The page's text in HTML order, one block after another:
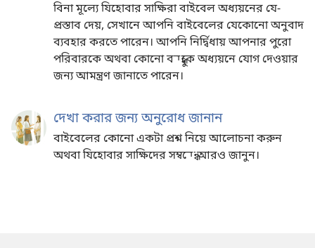
বিনা মূল্যে যিহোবার সাক্ষিরা বাইবেল অধ্যয়নের যে-
প্রস্তাব দেয়, সেখানে আপনি বাইবেলের যেকোনো অনুবাদ
ব্যবহার করতে পারেন। আপনি নির্দ্বিধায় আপনার পুরো
পরিবারকে অথবা কোনো বন্ধুকে অধ্যয়নে যোগ দেওয়ার
জন্য আমন্ত্রণ জানাতে পারেন।
দেখা করার জন্য অনুরোধ জানান
বাইবেলের কোনো একটা প্রশ্ন নিয়ে আলোচনা করুন
অথবা যিহোবার সাক্ষিদের সম্বন্ধে আরও জানুন।